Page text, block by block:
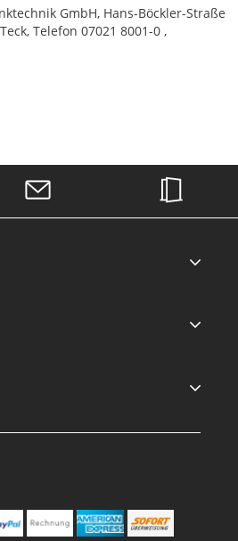
GmbH, Hans-Böckler-Straße
Telefon 07021 8001-0 ,